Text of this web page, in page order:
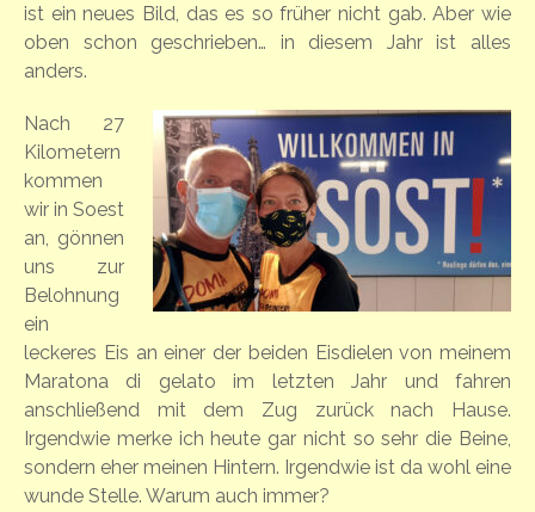
ist ein neues Bild, das es so früher nicht gab. Aber wie
oben schon geschrieben… in diesem Jahr ist alles
anders.
Nach 27
Kilometern
kommen
wir in Soest
an, gönnen
uns zur
Belohnung
ein
leckeres Eis an einer der beiden Eisdielen von meinem
Maratona di gelato im letzten Jahr und fahren
anschließend mit dem Zug zurück nach Hause.
Irgendwie merke ich heute gar nicht so sehr die Beine,
sondern eher meinen Hintern. Irgendwie ist da wohl eine
wunde Stelle. Warum auch immer?